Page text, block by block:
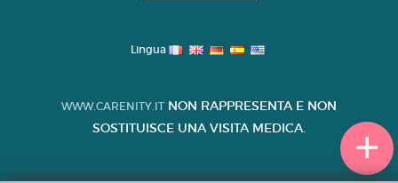
Lingua
WWW.CARENITY.IT NON RAPPRESENTA E NON
SOSTITUISCE UNA VISITA MEDICA.